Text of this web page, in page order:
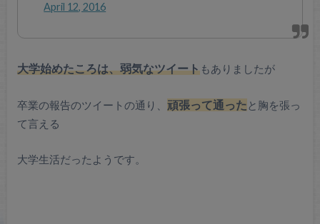
April 12, 2016
大学始めたころは、弱気なツイートもありましたが
卒業の報告のツイートの通り、 頑張って通ったと胸を張っ
て言える
大学生活だったようです。